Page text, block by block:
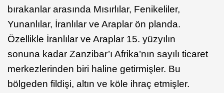
bırakanlar arasında Mısırlılar, Fenikeliler,
Yunanlılar, İranlılar ve Araplar ön planda.
Özellikle İranlılar ve Araplar 15. yüzyılın
sonuna kadar Zanzibar’ı Afrika’nın sayılı ticaret
merkezlerinden biri haline getirmişler. Bu
bölgeden fildişi, altın ve köle ihraç etmişler.